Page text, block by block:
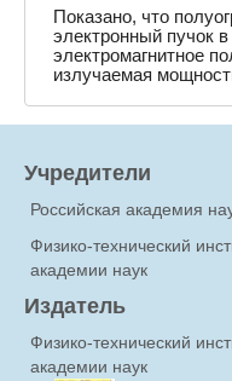
Показано, что
электронный пучок
электромагнитное
излучаемая
Учредители
Российская академия
Физико-технический
академии наук
Издатель
Физико-технический
академии наук